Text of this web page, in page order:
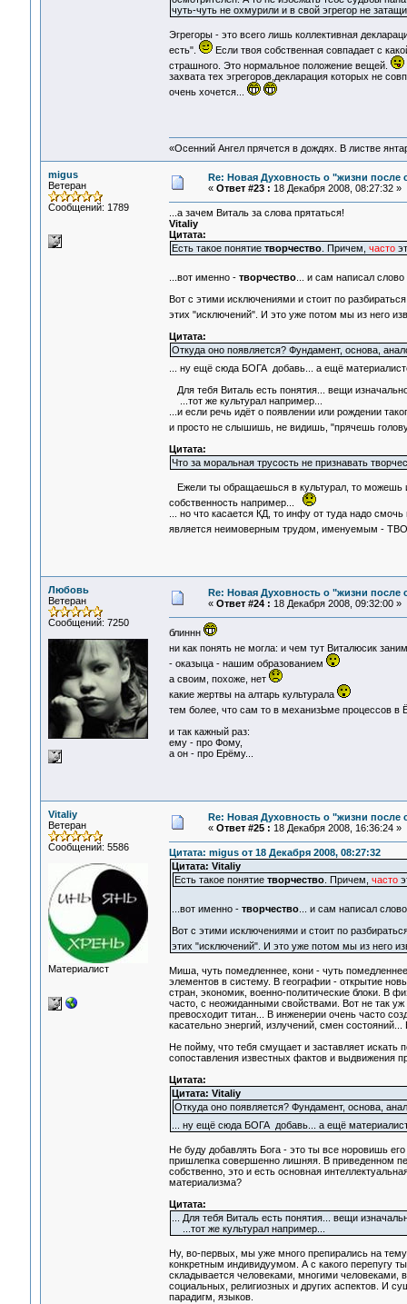
чуть-чуть не охмурили и в свой эгрегор не
Эгрегоры - это всего лишь коллективная
есть".
Если твоя собственная совпадает с
страшного. Это нормальное положение вещей.
захвата тех эгрегоров,декларация которых не
очень хочется...
«Осенний Ангел прячется в дождях. В листве
migus
Ветеран
Сообщений: 1789
Re: Новая Духовность о "жизни после
« Ответ #23 : 18 Декабря 2008, 08:27:32 »
...а зачем Виталь за слова прятаться!
Vitaliy
Цитата:
Есть такое понятие творчество. Причем, часто
...вот именно - творчество... и сам написал слово
Вот с этими исключениями и стоит по
этих "исключений". И это уже потом мы из него
Цитата:
Откуда оно появляется? Фундамент, основа,
... ну ещё сюда БОГА добавь... а ещё
Для тебя Виталь есть понятия... вещи
...тот же культурал например...
...и если речь идёт о появлении или рождении
и просто не слышишь, не видишь, "прячешь
Цитата:
Что за моральная трусость не признавать
Ежели ты обращаешься в культурал, то можешь
собственность например...
... но что касается КД, то инфу от туда надо
является неимоверным трудом, именуемым -
Любовь
Ветеран
Сообщений: 7250
Re: Новая Духовность о "жизни после
« Ответ #24 : 18 Декабря 2008, 09:32:00 »
блиннн
ни как понять не могла: и чем тут Виталюсик
- оказыца - нашим образованием
а своим, похоже, нет
какие жертвы на алтарь культурала
тем более, что сам то в механизЬме процессов
и так кажный раз:
ему - про Фому,
а он - про Ерёму...
Vitaliy
Ветеран
Сообщений: 5586
Материалист
Re: Новая Духовность о "жизни после
« Ответ #25 : 18 Декабря 2008, 16:36:24 »
Цитата: migus от 18 Декабря 2008, 08:27:32
Цитата: Vitaliy
Есть такое понятие творчество. Причем, часто
...вот именно - творчество... и сам написал
Вот с этими исключениями и стоит по
этих "исключений". И это уже потом мы из него
Миша, чуть помедленнее, кони - чуть
элементов в систему. В географии - открытие
стран, экономик, военно-политические блоки. В
часто, с неожиданными свойствами. Вот не так
превосходит титан... В инженерии очень часто
касательно энергий, излучений, смен
Не пойму, что тебя смущает и заставляет искать
сопоставления известных фактов и выдвижения
Цитата:
Цитата: Vitaliy
Откуда оно появляется? Фундамент, основа,
... ну ещё сюда БОГА добавь... а ещё
Не буду добавлять Бога - это ты все норовишь
пришлепка совершенно лишняя. В приведенном
собственно, это и есть основная
материализма?
Цитата:
... Для тебя Виталь есть понятия... вещи
...тот же культурал например...
Ну, во-первых, мы уже много препирались на
конкретным индивидуумом. А с какого перепугу
складывается человеками, многими человеками,
социальных, религиозных и других аспектов. И
парадигм, языков.